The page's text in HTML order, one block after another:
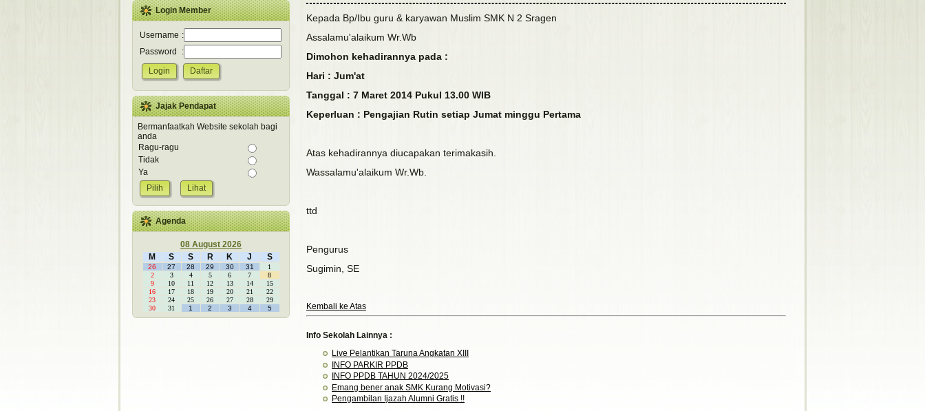
Login Member
Username :
Password
:
Jajak Pendapat
Bermanfaatkah Website sekolah bagi
anda
Ragu-ragu
Tidak
Ya
Lihat
Agenda
08 August 2026
M
S S R K J S
26 27 28 29 30 31
1
2
3 4 5 6 7
8
9
10 11 12 13 14
15
16
17 18 19 20 21
22
23
24 25 26 27 28
29
30
31 1 2 3 4 5
Kepada Bp/Ibu guru & karyawan Muslim SMK N 2 Sragen
Assalamu'alaikum Wr.Wb
Dimohon kehadirannya pada :
Hari : Jum'at
Tanggal : 7 Maret 2014 Pukul 13.00 WIB
Keperluan : Pengajian Rutin setiap Jumat minggu Pertama
Atas kehadirannya diucapakan terimakasih.
Wassalamu'alaikum Wr.Wb.
ttd
Pengurus
Sugimin, SE
Kembali ke Atas
Info Sekolah Lainnya :
Live Pelantikan Taruna Angkatan XIII
INFO PARKIR PPDB
INFO PPDB TAHUN 2024/2025
Emang bener anak SMK Kurang Motivasi?
Pengambilan Ijazah Alumni Gratis !!